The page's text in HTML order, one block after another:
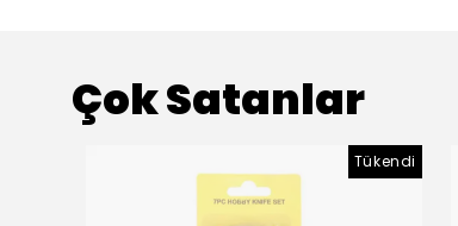
Çok Satanlar
Tükendi